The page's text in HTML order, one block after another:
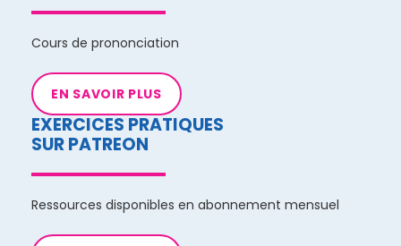
Cours de prononciation
EN SAVOIR PLUS
EXERCICES PRATIQUES
SUR PATREON
Ressources disponibles en abonnement mensuel